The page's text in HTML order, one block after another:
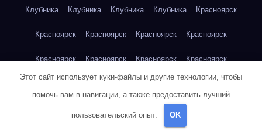
Клубника Клубника Клубника Клубника Красноярск
Красноярск Красноярск Красноярск Красноярск
Красноярск Красноярск Красноярск Красноярск
Красноярск Красноярск Красноярск
Кукуруза
Этот сайт использует куки-файлы и другие технологии, чтобы
помочь вам в навигации, а также предоставить лучший
пользовательский опыт. OK